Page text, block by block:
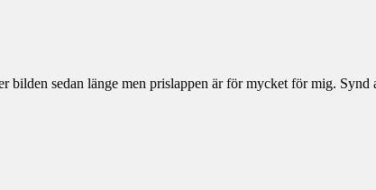
bilden sedan länge men prislappen är för mycket för mig. Synd